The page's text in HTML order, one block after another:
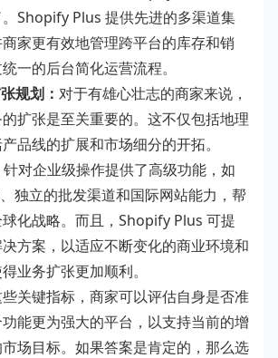
Shopify Plus 提供先进的多渠道集
家更有效地管理跨平台的库存和销
一的后台简化运营流程。
规划： 对于有雄心壮志的商家来说，
扩张是至关重要的。这不仅包括地理
品线的扩展和市场细分的开拓。
对企业级操作提供了高级功能，如
独立的批发渠道和国际网站能力，帮
化战略。而且，Shopify Plus 可提
方案，以适应不断变化的商业环境和
业务扩张更加顺利。
关键指标，商家可以评估自身是否准
能更为强大的平台，以支持当前的增
场目标。如果答案是肯定的，那么选